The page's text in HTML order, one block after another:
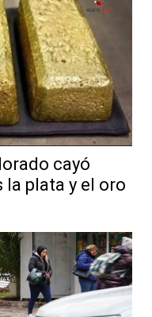
cayó
la plata y el oro